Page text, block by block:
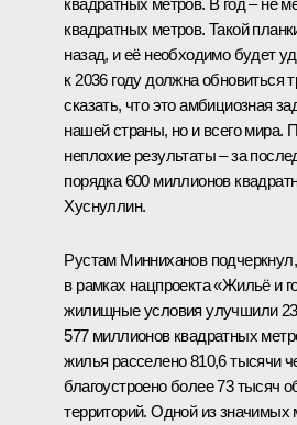
квадратных метров. Такой
назад, и её необходимо будет
к 2036 году должна обновиться
сказать, что это амбициозная
нашей страны, но и всего
неплохие результаты – за
порядка 600 миллионов
Хуснуллин.
Рустам Миннихановподчеркнул,
в рамках нацпроекта «Жильё и
жилищные условия улучшили
577 миллионов квадратных
жилья расселено 810,6 тысячи
благоустроено более 73 тысяч
территорий. Одной из значимых